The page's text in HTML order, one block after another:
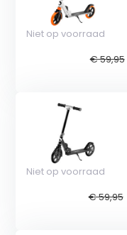
Niet op voorraad
€ 59,95
Niet op voorraad
€ 59,95